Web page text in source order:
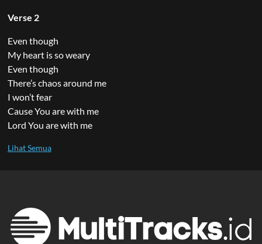
Verse 2
Even though
My heart is so weary
Even though
There’s chaos around me
I won’t fear
Cause You are with me
Lord You are with me